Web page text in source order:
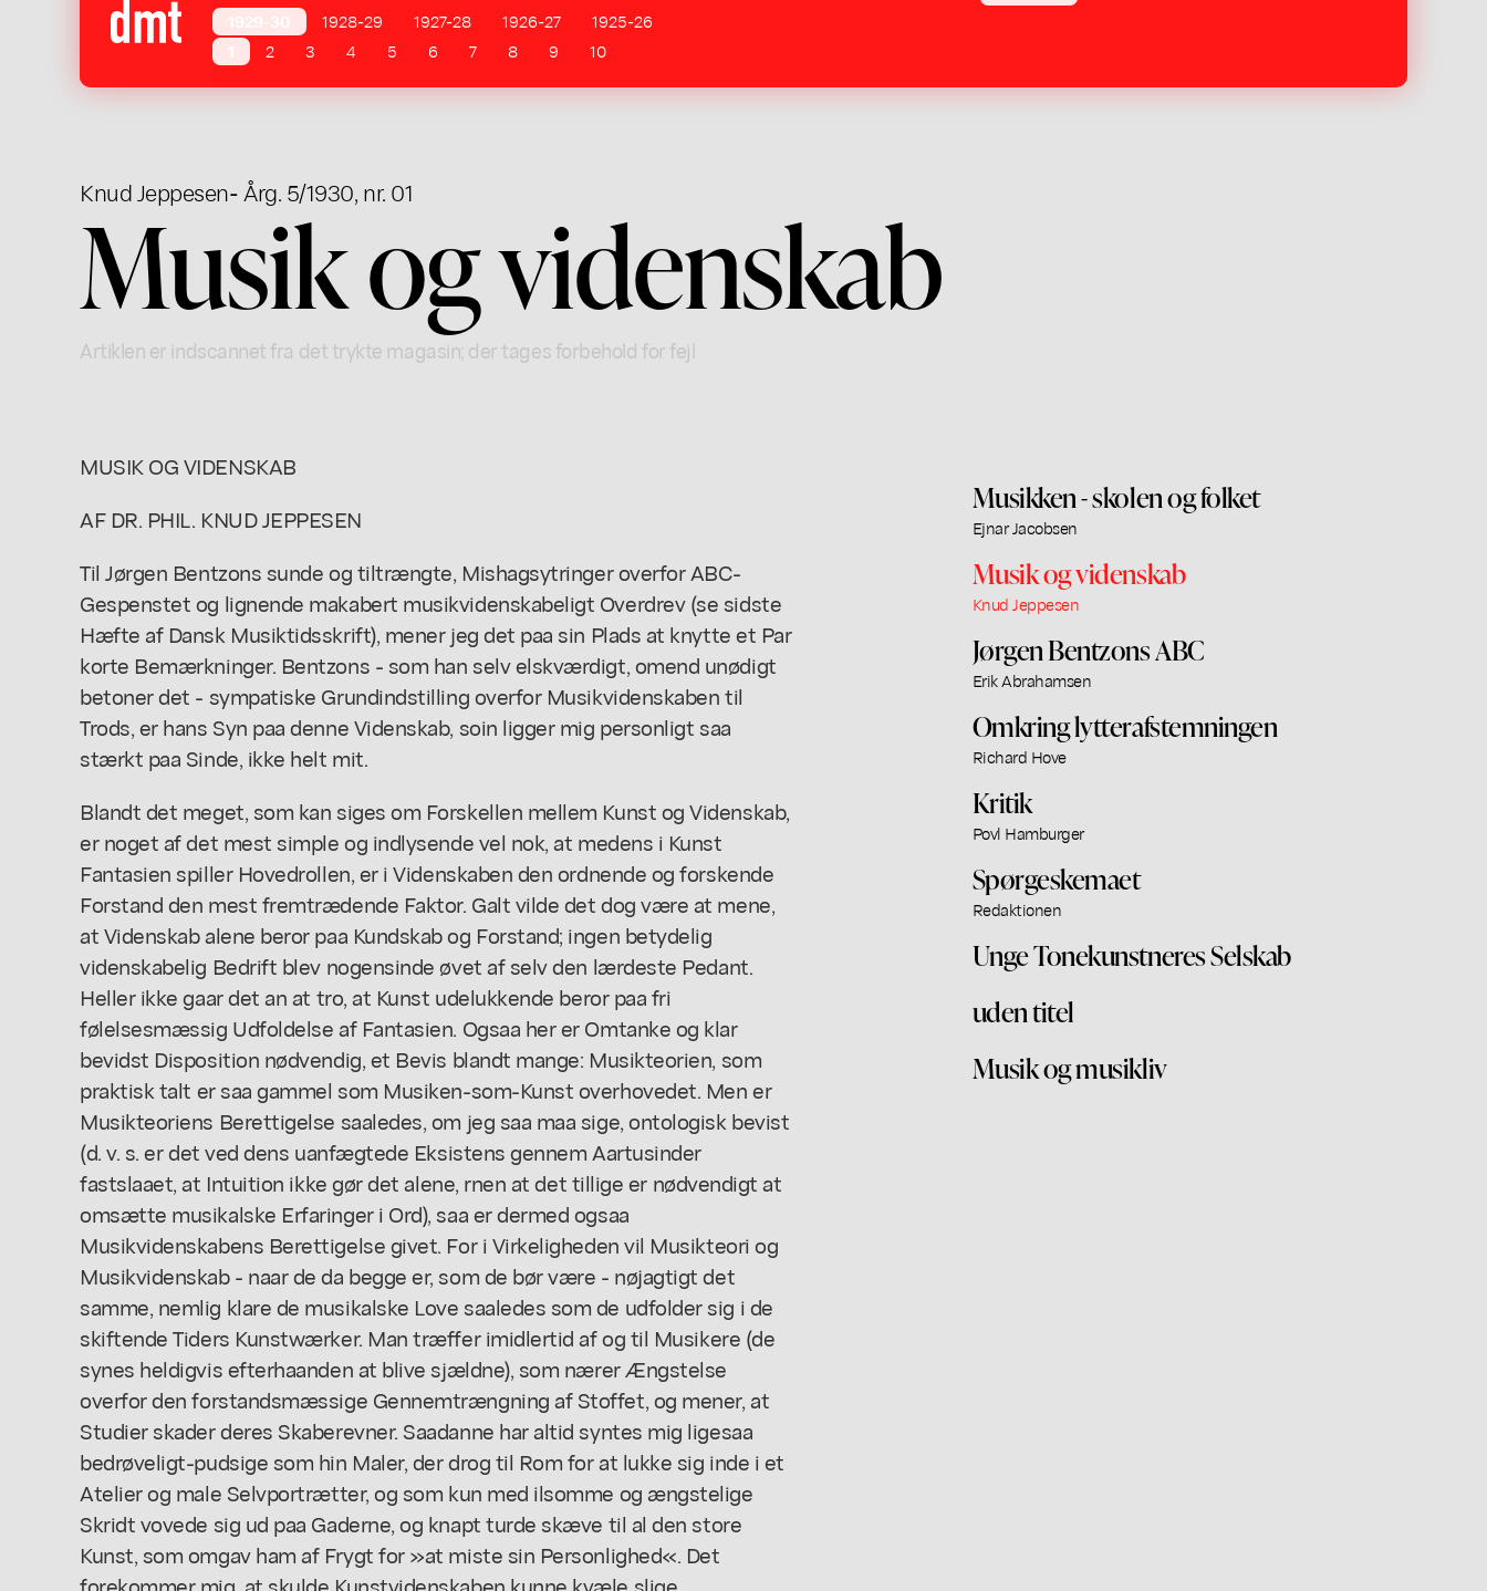
1928-29 1927-28 1926-27
1925-26
2 3 4 5 6 7 8 9 10
Knud Jeppesen- Årg. 5/1930, nr. 01
Musik og videnskab
Artiklen er indscannet fra det trykte magasin; der tages forbehold for fejl
MUSIK OG VIDENSKAB
AF DR. PHIL. KNUD JEPPESEN
Til Jørgen Bentzons sunde og tiltrængte, Mishagsytringer overfor ABC-
Gespenstet og lignende makabert musikvidenskabeligt Overdrev (se sidste
Hæfte af Dansk Musiktidsskrift), mener jeg det paa sin Plads at knytte et Par
korte Bemærkninger. Bentzons - som han selv elskværdigt, omend unødigt
betoner det - sympatiske Grundindstilling overfor Musikvidenskaben til
Trods, er hans Syn paa denne Videnskab, soin ligger mig personligt saa
stærkt paa Sinde, ikke helt mit.
Blandt det meget, som kan siges om Forskellen mellem Kunst og Videnskab,
er noget af det mest simple og indlysende vel nok, at medens i Kunst
Fantasien spiller Hovedrollen, er i Videnskaben den ordnende og forskende
Forstand den mest fremtrædende Faktor. Galt vilde det dog være at mene,
at Videnskab alene beror paa Kundskab og Forstand; ingen betydelig
videnskabelig Bedrift blev nogensinde øvet af selv den lærdeste Pedant.
Heller ikke gaar det an at tro, at Kunst udelukkende beror paa fri
følelsesmæssig Udfoldelse af Fantasien. Ogsaa her er Omtanke og klar
bevidst Disposition nødvendig, et Bevis blandt mange: Musikteorien, som
praktisk talt er saa gammel som Musiken-som-Kunst overhovedet. Men er
Musikteoriens Berettigelse saaledes, om jeg saa maa sige, ontologisk bevist
(d. v. s. er det ved dens uanfægtede Eksistens gennem Aartusinder
fastslaaet, at Intuition ikke gør det alene, rnen at det tillige er nødvendigt at
omsætte musikalske Erfaringer i Ord), saa er dermed ogsaa
Musikvidenskabens Berettigelse givet. For i Virkeligheden vil Musikteori og
Musikvidenskab - naar de da begge er, som de bør være - nøjagtigt det
samme, nemlig klare de musikalske Love saaledes som de udfolder sig i de
skiftende Tiders Kunstwærker. Man træffer imidlertid af og til Musikere (de
synes heldigvis efterhaanden at blive sjældne), som nærer Ængstelse
overfor den forstandsmæssige Gennemtrængning af Stoffet, og mener, at
Studier skader deres Skaberevner. Saadanne har altid syntes mig ligesaa
bedrøveligt-pudsige som hin Maler, der drog til Rom for at lukke sig inde i et
Atelier og male Selvportrætter, og som kun med ilsomme og ængstelige
Skridt vovede sig ud paa Gaderne, og knapt turde skæve til al den store
Kunst, som omgav ham af Frygt for »at miste sin Personlighed«. Det
forekommer mig, at skulde Kunstvidenskaben kunne kvæle slige
Musikken - skolen og folket
Ejnar Jacobsen
Musik og videnskab
Knud Jeppesen
Jørgen Bentzons ABC
Erik Abrahamsen
Omkring lytterafstemningen
Richard Hove
Kritik
Povl Hamburger
Spørgeskemaet
Redaktionen
Unge Tonekunstneres Selskab
uden titel
Musik og musikliv